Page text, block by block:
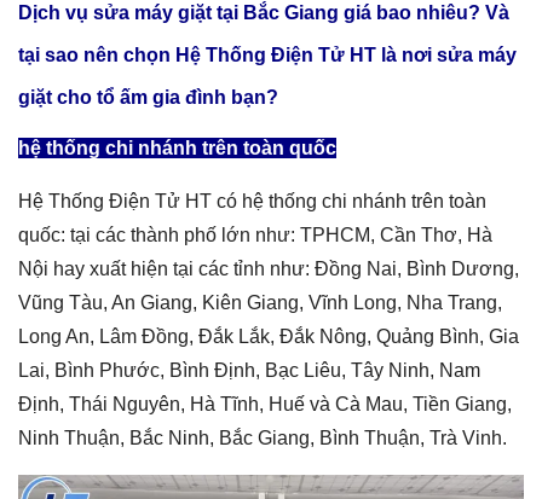
Dịch vụ sửa máy giặt tại Bắc Giang giá bao nhiêu? Và
tại sao nên chọn Hệ Thống Điện Tử HT là nơi sửa máy
giặt cho tổ ấm gia đình bạn?
hệ thống chi nhánh trên toàn quốc
Hệ Thống Điện Tử HT có hệ thống chi nhánh trên toàn
quốc: tại các thành phố lớn như: TPHCM, Cần Thơ, Hà
Nội hay xuất hiện tại các tỉnh như: Đồng Nai, Bình Dương,
Vũng Tàu, An Giang, Kiên Giang, Vĩnh Long, Nha Trang,
Long An, Lâm Đồng, Đắk Lắk, Đắk Nông, Quảng Bình, Gia
Lai, Bình Phước, Bình Định, Bạc Liêu, Tây Ninh, Nam
Định, Thái Nguyên, Hà Tĩnh, Huế và Cà Mau, Tiền Giang,
Ninh Thuận, Bắc Ninh, Bắc Giang, Bình Thuận, Trà Vinh.